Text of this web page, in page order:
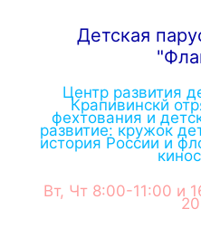
Детская
Центр развития
Крапивинскй
фехтования и
развитие: кружок
история России и
Вт, Чт 8:00-11:00 и